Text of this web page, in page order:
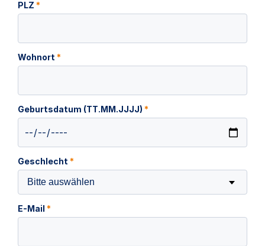
PLZ *
Wohnort *
Geburtsdatum (TT.MM.JJJJ) *
Geschlecht *
Bitte auswählen
E-Mail *